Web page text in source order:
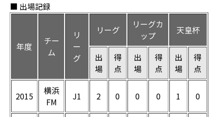
■ 出場記録
年度
チー
ム
リ
ー
グ
リーグ
リーグカ
ップ
天皇杯
出
場
得
点
出
場
得
点
出
場
得
点
2015
横浜
FM
J1 2 0 0 0 1 0